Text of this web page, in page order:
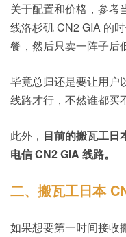
关于配置和价格，参考
线洛杉矶 CN2 GIA 的
餐，然后只卖一阵子后
毕竟总归还是要让用户
线路才行，不然谁都买
此外， 目前的搬瓦工日
电信 CN2 GIA 线路。
二、搬瓦工日本
如果想要第一时间接收